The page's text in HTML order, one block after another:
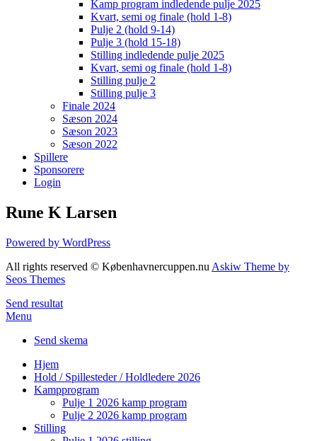
Kamp program indledende pulje 2025
Kvart, semi og finale (hold 1-8)
Pulje 2 (hold 9-14)
Pulje 3 (hold 15-18)
Stilling indledende pulje 2025
Kvart, semi og finale (hold 1-8)
Stilling pulje 2
Stilling pulje 3
Finale 2024
Sæson 2024
Sæson 2023
Sæson 2022
Spillere
Sponsorere
Login
Rune K Larsen
Powered by WordPress
All rights reserved © Københavnercuppen.nu Askiw Theme by
Seos Themes
Send resultat
Menu
Send skema
Hjem
Hold / Spillesteder / Holdledere 2026
Kampprogram
Pulje 1 2026 kamp program
Pulje 2 2026 kamp program
Stilling